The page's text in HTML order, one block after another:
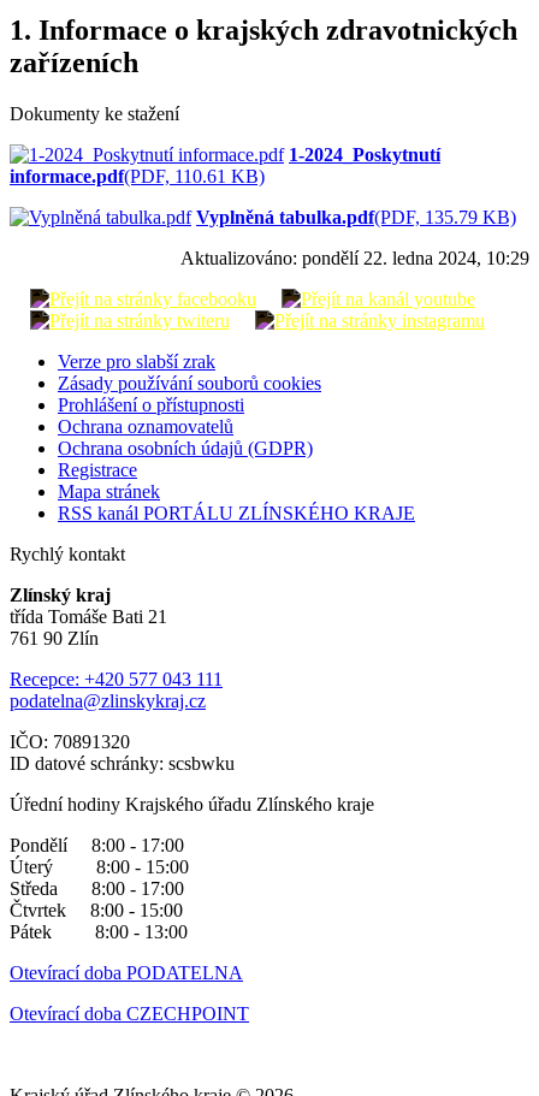
1. Informace o krajských zdravotnických
zařízeních
Dokumenty ke stažení
1-2024_Poskytnutí
informace.pdf(PDF, 110.61 KB)
Vyplněná tabulka.pdf(PDF, 135.79 KB)
Aktualizováno: pondělí 22. ledna 2024, 10:29
Verze pro slabší zrak
Zásady používání souborů cookies
Prohlášení o přístupnosti
Ochrana oznamovatelů
Ochrana osobních údajů (GDPR)
Registrace
Mapa stránek
RSS kanál PORTÁLU ZLÍNSKÉHO KRAJE
Rychlý kontakt
Zlínský kraj
třída Tomáše Bati 21
761 90 Zlín
Recepce: +420 577 043 111
podatelna@zlinskykraj.cz
IČO: 70891320
ID datové schránky: scsbwku
Úřední hodiny Krajského úřadu Zlínského kraje
Pondělí 8:00 - 17:00
Úterý 8:00 - 15:00
Středa 8:00 - 17:00
Čtvrtek 8:00 - 15:00
Pátek 8:00 - 13:00
Otevírací doba PODATELNA
Otevírací doba CZECHPOINT